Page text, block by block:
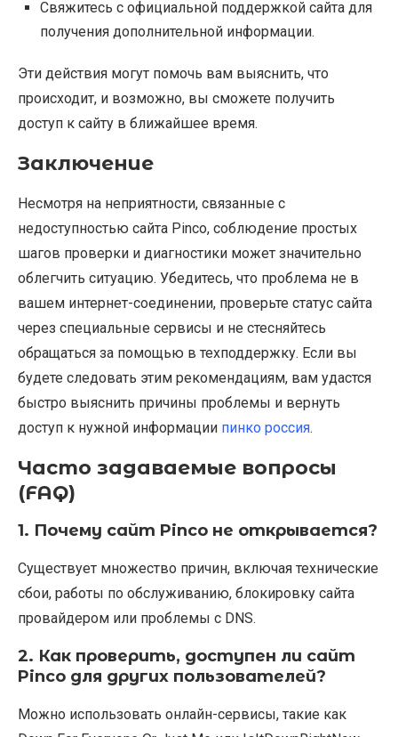
Свяжитесь с официальной поддержкой сайта для
получения дополнительной информации.
Эти действия могут помочь вам выяснить, что
происходит, и возможно, вы сможете получить
доступ к сайту в ближайшее время.
Заключение
Несмотря на неприятности, связанные с
недоступностью сайта Pinco, соблюдение простых
шагов проверки и диагностики может значительно
облегчить ситуацию. Убедитесь, что проблема не в
вашем интернет-соединении, проверьте статус сайта
через специальные сервисы и не стесняйтесь
обращаться за помощью в техподдержку. Если вы
будете следовать этим рекомендациям, вам удастся
быстро выяснить причины проблемы и вернуть
доступ к нужной информации пинко россия.
Часто задаваемые вопросы
(FAQ)
1. Почему сайт Pinco не открывается?
Существует множество причин, включая технические
сбои, работы по обслуживанию, блокировку сайта
провайдером или проблемы с DNS.
2. Как проверить, доступен ли сайт
Pinco для других пользователей?
Можно использовать онлайн-сервисы, такие как